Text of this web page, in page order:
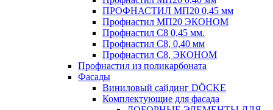
ПРОФНАСТИЛ МП20 0,45 мм
Профнастил МП20 ЭКОНОМ
Профнастил С8 0,45 мм.
Профнастил С8, 0,40 мм
Профнастил С8, ЭКОНОМ
Профнастил из поликарбоната
Фасады
Виниловый сайдинг DÖCKE
Комплектующие для фасада